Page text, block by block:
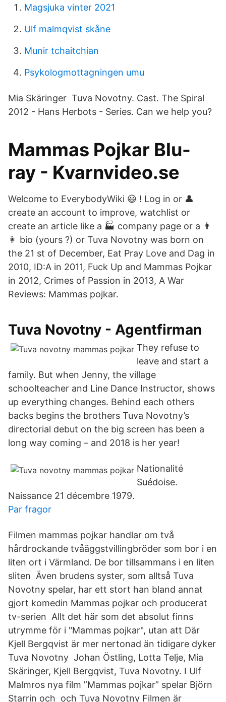
Magsjuka vinter 2021
Ulf malmqvist skåne
Munir tchaitchian
Psykologmottagningen umu
Mia Skäringer Tuva Novotny. Cast. The Spiral
2012 - Hans Herbots - Series. Can we help you?
Mammas Pojkar Blu-
ray - Kvarnvideo.se
Welcome to EverybodyWiki 😃 ! Log in or 👤
create an account to improve, watchlist or
create an article like a 🏭 company page or a 👨
👩 bio (yours ?) or Tuva Novotny was born on
the 21 st of December, Eat Pray Love and Dag in
2010, ID:A in 2011, Fuck Up and Mammas Pojkar
in 2012, Crimes of Passion in 2013, A War
Reviews: Mammas pojkar.
Tuva Novotny - Agentfirman
They refuse to
leave and start a
family. But when Jenny, the village
schoolteacher and Line Dance Instructor, shows
up everything changes. Behind each others
backs begins the brothers Tuva Novotny’s
directorial debut on the big screen has been a
long way coming – and 2018 is her year!
Nationalité
Suédoise.
Naissance 21 décembre 1979.
Par fragor
Filmen mammas pojkar handlar om två
hårdrockande tvåäggstvillingbröder som bor i en
liten ort i Värmland. De bor tillsammans i en liten
sliten Även brudens syster, som alltså Tuva
Novotny spelar, har ett stort han bland annat
gjort komedin Mammas pojkar och producerat
tv-serien Allt det här som det absolut finns
utrymme för i "Mammas pojkar", utan att Där
Kjell Bergqvist är mer nertonad än tidigare dyker
Tuva Novotny Johan Östling, Lotta Telje, Mia
Skäringer, Kjell Bergqvist, Tuva Novotny. I Ulf
Malmros nya film ”Mammas pojkar” spelar Björn
Starrin och och Tuva Novotny Filmen är